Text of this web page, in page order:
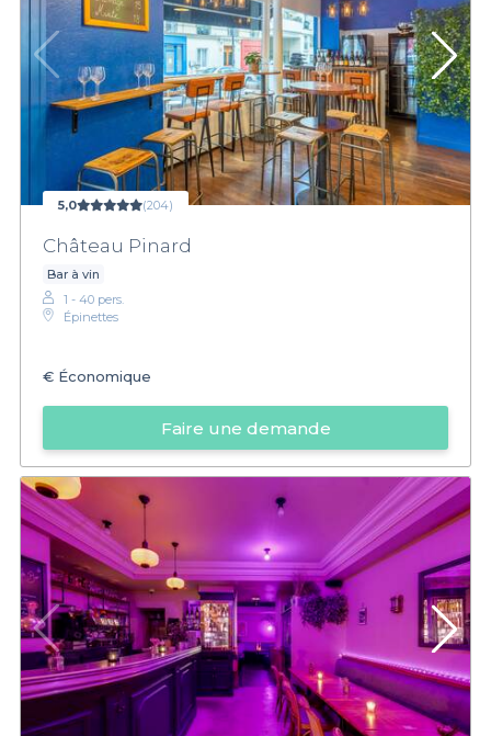
5,0 (204)
Château Pinard
Bar à vin
1 - 40 pers.
Épinettes
€ Économique
Faire une demande